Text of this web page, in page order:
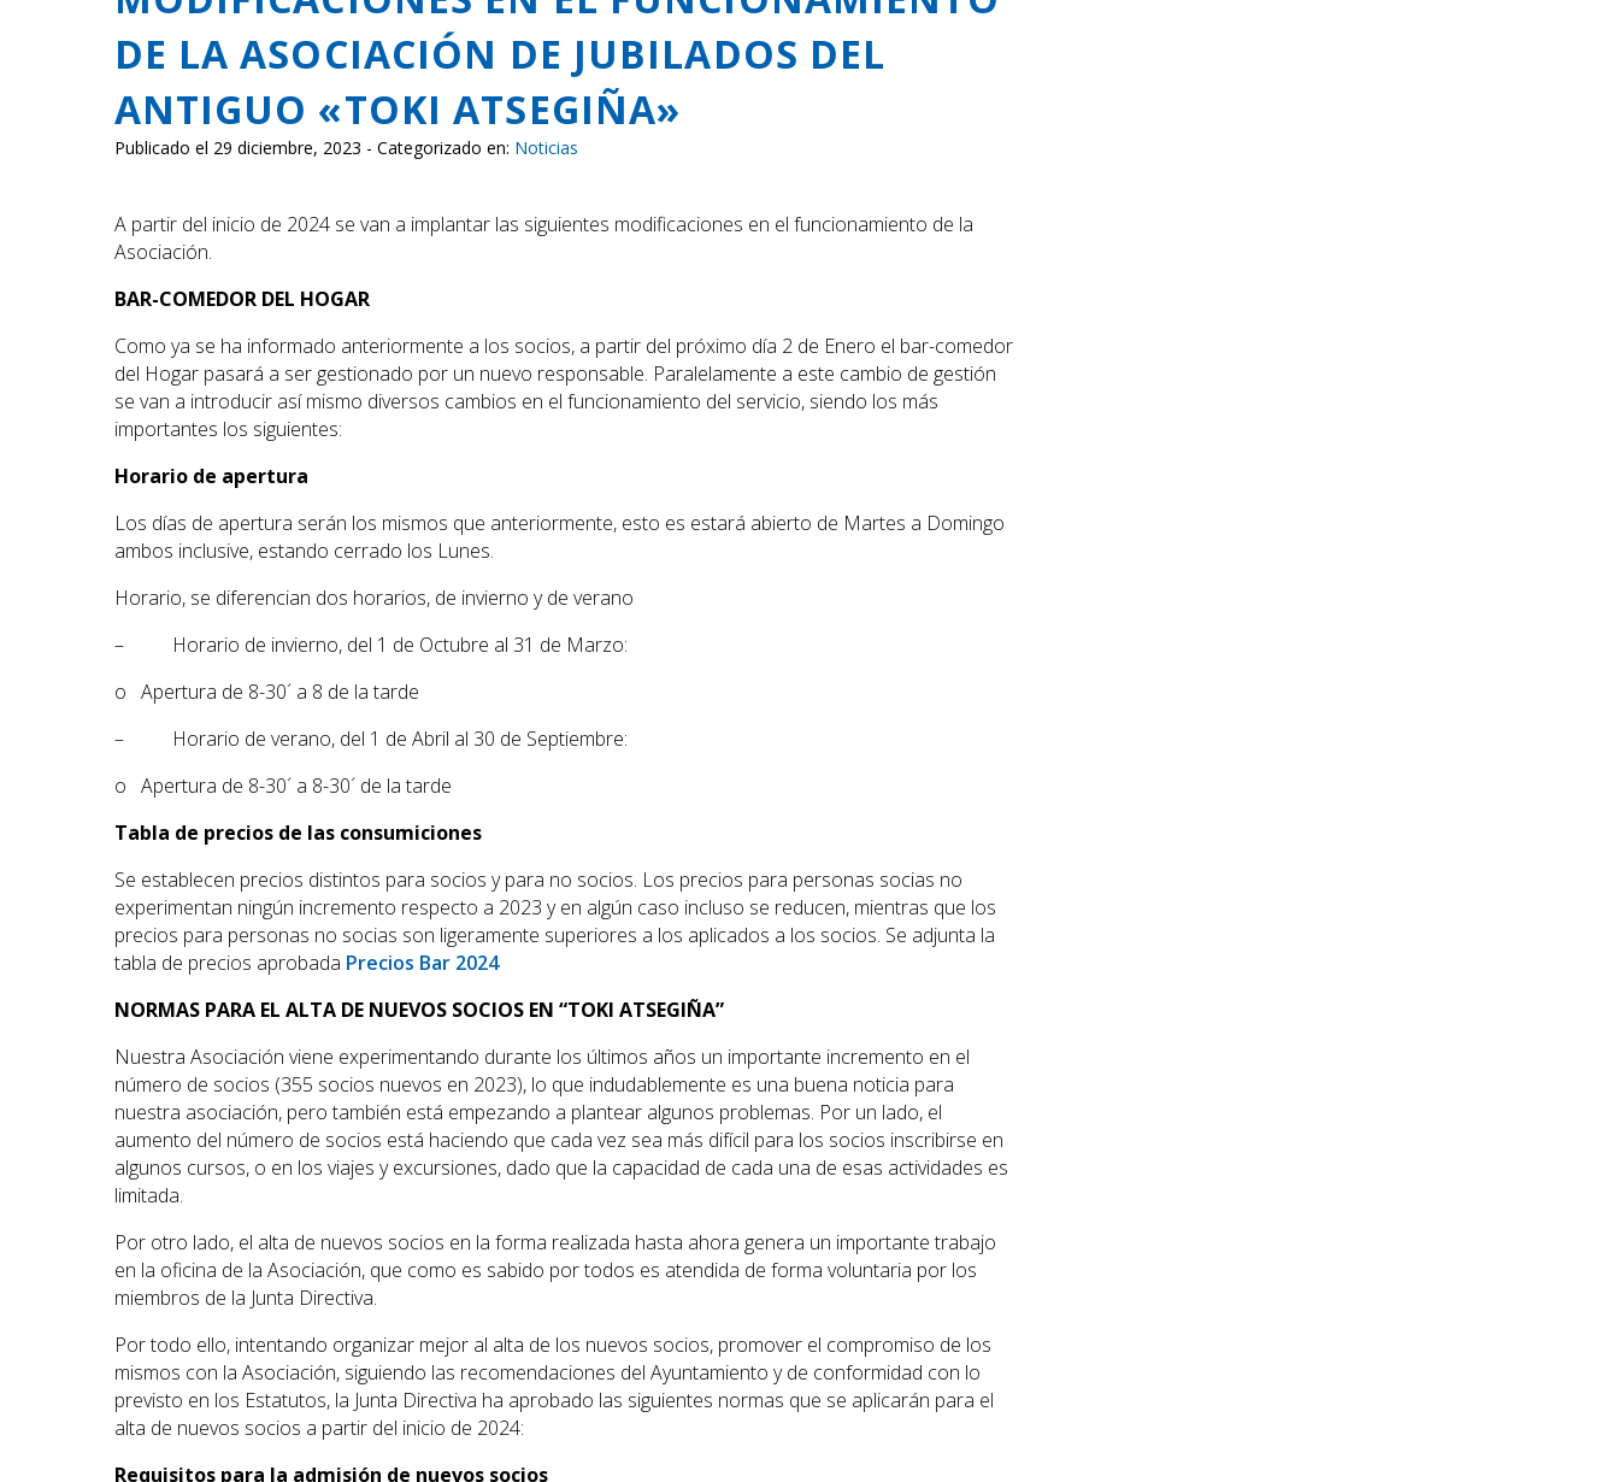
DE LA ASOCIACIÓN DE JUBILADOS DEL
ANTIGUO «TOKI ATSEGIÑA»
Publicado el 29 diciembre, 2023 - Categorizado en: Noticias
A partir del inicio de 2024 se van a implantar las siguientes modificaciones en el funcionamiento de la
Asociación.
BAR-COMEDOR DEL HOGAR
Como ya se ha informado anteriormente a los socios, a partir del próximo día 2 de Enero el bar-comedor
del Hogar pasará a ser gestionado por un nuevo responsable. Paralelamente a este cambio de gestión
se van a introducir así mismo diversos cambios en el funcionamiento del servicio, siendo los más
importantes los siguientes:
Horario de apertura
Los días de apertura serán los mismos que anteriormente, esto es estará abierto de Martes a Domingo
ambos inclusive, estando cerrado los Lunes.
Horario, se diferencian dos horarios, de invierno y de verano
– Horario de invierno, del 1 de Octubre al 31 de Marzo:
o Apertura de 8-30´ a 8 de la tarde
– Horario de verano, del 1 de Abril al 30 de Septiembre:
o Apertura de 8-30´ a 8-30´ de la tarde
Tabla de precios de las consumiciones
Se establecen precios distintos para socios y para no socios. Los precios para personas socias no
experimentan ningún incremento respecto a 2023 y en algún caso incluso se reducen, mientras que los
precios para personas no socias son ligeramente superiores a los aplicados a los socios. Se adjunta la
tabla de precios aprobada Precios Bar 2024
NORMAS PARA EL ALTA DE NUEVOS SOCIOS EN “TOKI ATSEGIÑA”
Nuestra Asociación viene experimentando durante los últimos años un importante incremento en el
número de socios (355 socios nuevos en 2023), lo que indudablemente es una buena noticia para
nuestra asociación, pero también está empezando a plantear algunos problemas. Por un lado, el
aumento del número de socios está haciendo que cada vez sea más difícil para los socios inscribirse en
algunos cursos, o en los viajes y excursiones, dado que la capacidad de cada una de esas actividades es
limitada.
Por otro lado, el alta de nuevos socios en la forma realizada hasta ahora genera un importante trabajo
en la oficina de la Asociación, que como es sabido por todos es atendida de forma voluntaria por los
miembros de la Junta Directiva.
Por todo ello, intentando organizar mejor al alta de los nuevos socios, promover el compromiso de los
mismos con la Asociación, siguiendo las recomendaciones del Ayuntamiento y de conformidad con lo
previsto en los Estatutos, la Junta Directiva ha aprobado las siguientes normas que se aplicarán para el
alta de nuevos socios a partir del inicio de 2024:
Requisitos para la admisión de nuevos socios